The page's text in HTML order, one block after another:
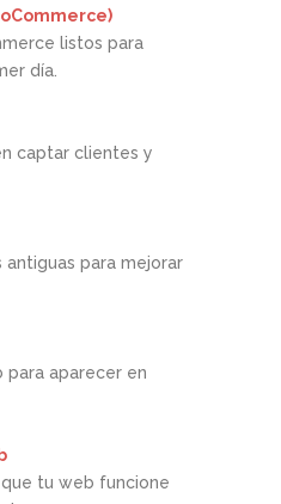
listos para
día.
captar clientes y
antiguas para mejorar
aparecer en
tu web funcione